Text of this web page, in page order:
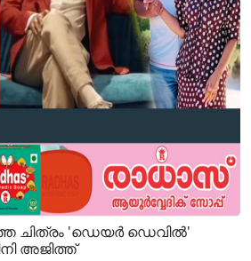
ചിത്രം 'ഡെയർ ഡെവിൽ'
അജിത്ത്